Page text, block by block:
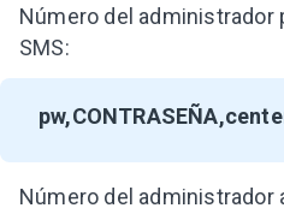
Número del administrador
SMS:
Número del administrador